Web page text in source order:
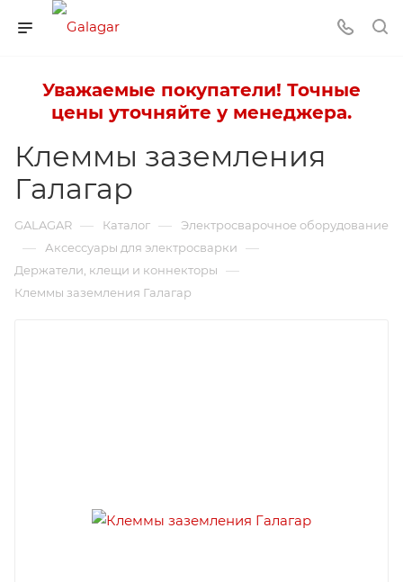
Уважаемые покупатели! Точные
цены уточняйте у менеджера.
Клеммы заземления
Галагар
GALAGAR — Каталог — Электросварочное оборудование
— Аксессуары для электросварки —
Держатели, клещи и коннекторы —
Клеммы заземления Галагар